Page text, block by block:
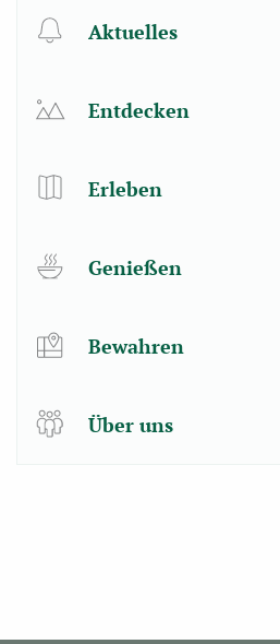
Aktuelles
Entdecken
Erleben
Genießen
Bewahren
Über uns